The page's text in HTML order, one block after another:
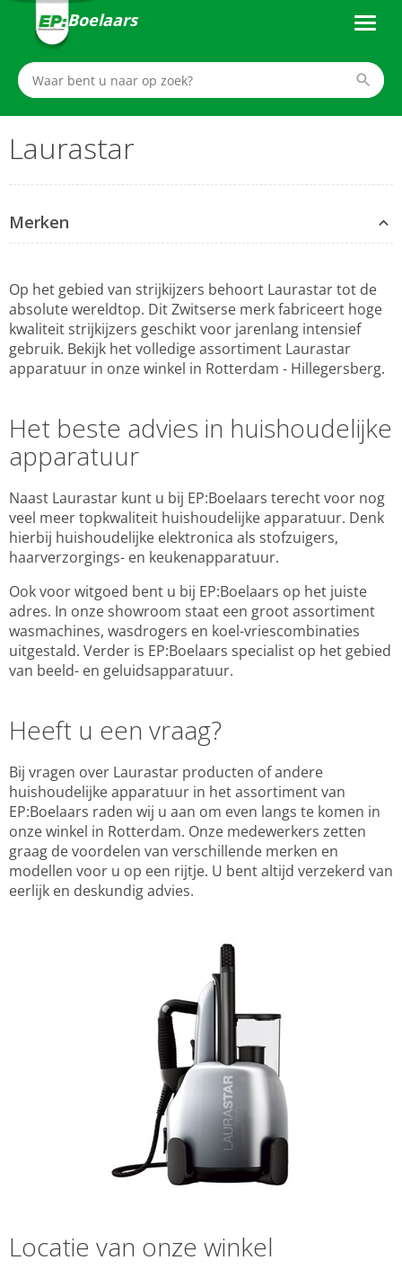
Boelaars
Laurastar
Merken
Op het gebied van strijkijzers behoort Laurastar tot de
absolute wereldtop. Dit Zwitserse merk fabriceert hoge
kwaliteit strijkijzers geschikt voor jarenlang intensief
gebruik. Bekijk het volledige assortiment Laurastar
apparatuur in onze winkel in Rotterdam - Hillegersberg.
Het beste advies in huishoudelijke
apparatuur
Naast Laurastar kunt u bij EP:Boelaars terecht voor nog
veel meer topkwaliteit huishoudelijke apparatuur. Denk
hierbij huishoudelijke elektronica als stofzuigers,
haarverzorgings- en keukenapparatuur.
Ook voor witgoed bent u bij EP:Boelaars op het juiste
adres. In onze showroom staat een groot assortiment
wasmachines, wasdrogers en koel-vriescombinaties
uitgestald. Verder is EP:Boelaars specialist op het gebied
van beeld- en geluidsapparatuur.
Heeft u een vraag?
Bij vragen over Laurastar producten of andere
huishoudelijke apparatuur in het assortiment van
EP:Boelaars raden wij u aan om even langs te komen in
onze winkel in Rotterdam. Onze medewerkers zetten
graag de voordelen van verschillende merken en
modellen voor u op een rijtje. U bent altijd verzekerd van
eerlijk en deskundig advies.
Locatie van onze winkel